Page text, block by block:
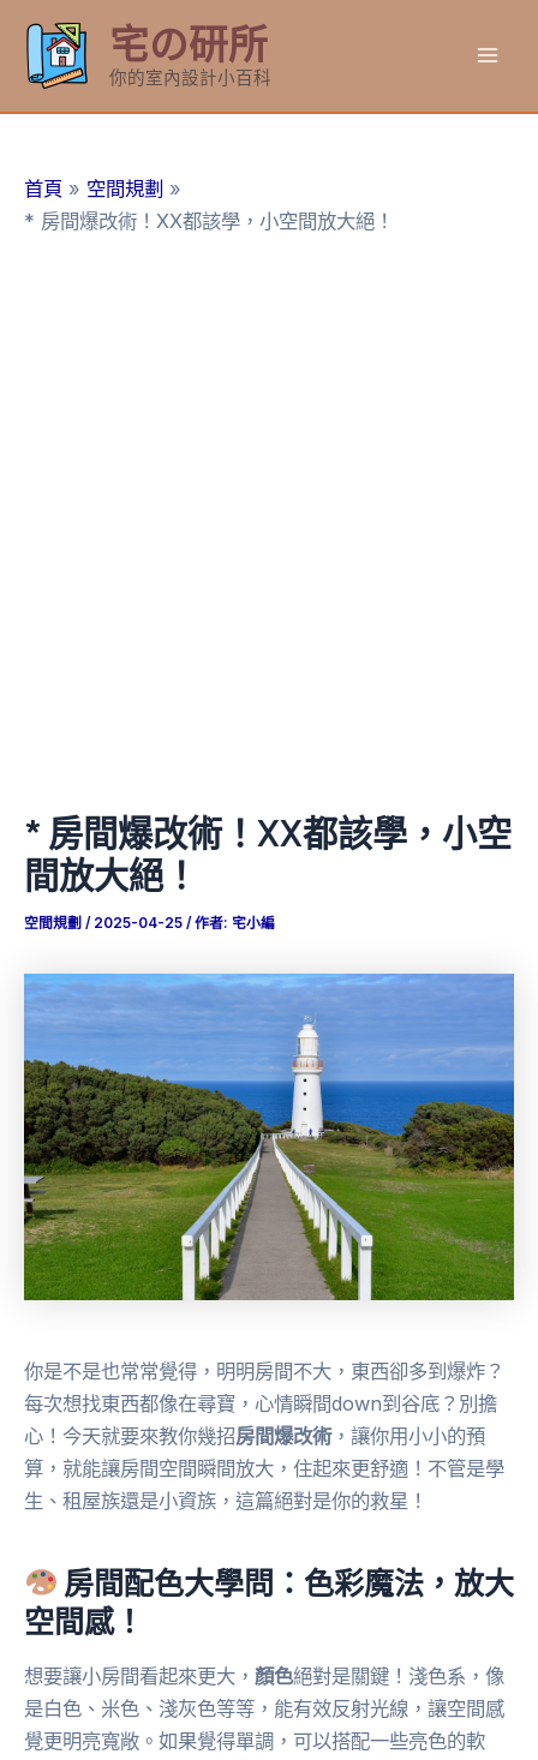
要
宅の研所
你的室內設計小百科
首頁
空間規劃
* 房間爆改術！XX都該學，小空間放大絕！
* 房間爆改術！XX都該學，小空
間放大絕！
空間規劃 / 2025-04-25 / 作者: 宅小編
你是不是也常常覺得，明明房間不大，東西卻多到爆炸？
每次想找東西都像在尋寶，心情瞬間down到谷底？別擔
心！今天就要來教你幾招房間爆改術，讓你用小小的預
算，就能讓房間空間瞬間放大，住起來更舒適！不管是學
生、租屋族還是小資族，這篇絕對是你的救星！
房間配色大學問：色彩魔法，放大
空間感！
想要讓小房間看起來更大， 顏色絕對是關鍵！淺色系，像
是白色、米色、淺灰色等等，能有效反射光線，讓空間感
覺更明亮寬敞。如果覺得單調，可以搭配一些亮色的軟